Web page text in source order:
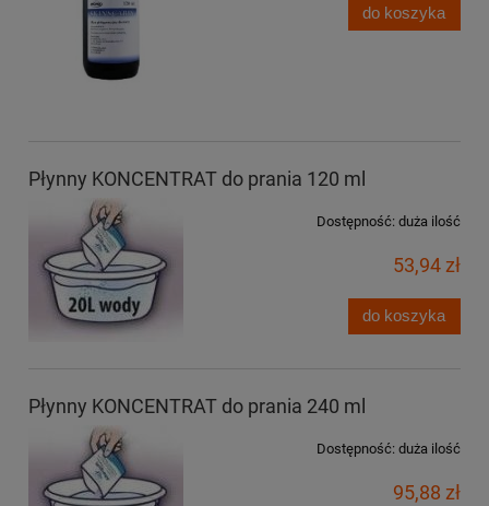
do koszyka
Płynny KONCENTRAT do prania 120 ml
Dostępność: duża ilość
53,94 zł
do koszyka
Płynny KONCENTRAT do prania 240 ml
Dostępność: duża ilość
95,88 zł